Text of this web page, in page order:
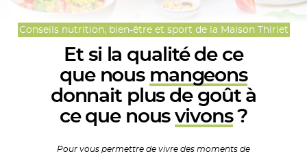
Conseils nutrition, bien-être et sport de la Maison Thiriet
Et si la qualitéde ce
quenous mangeons
donnait plusde goût à
ceque nousvivons?
Pour vous permettre de vivre des moments de